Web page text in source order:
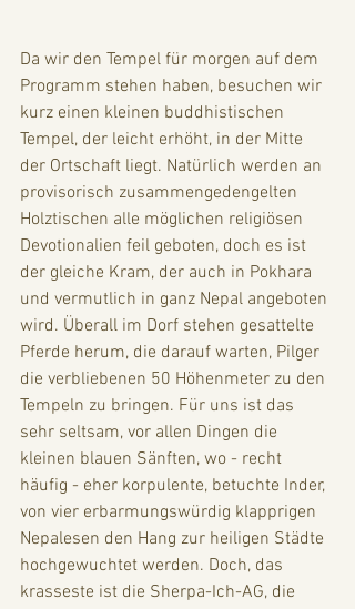
Da wir den Tempel für morgen auf dem
Programm stehen haben, besuchen wir
kurz einen kleinen buddhistischen
Tempel, der leicht erhöht, in der Mitte
der Ortschaft liegt. Natürlich werden an
provisorisch zusammengedengelten
Holztischen alle möglichen religiösen
Devotionalien feil geboten, doch es ist
der gleiche Kram, der auch in Pokhara
und vermutlich in ganz Nepal angeboten
wird. Überall im Dorf stehen gesattelte
Pferde herum, die darauf warten, Pilger
die verbliebenen 50 Höhenmeter zu den
Tempeln zu bringen. Für uns ist das
sehr seltsam, vor allen Dingen die
kleinen blauen Sänften, wo - recht
häufig - eher korpulente, betuchte Inder,
von vier erbarmungswürdig klapprigen
Nepalesen den Hang zur heiligen Städte
hochgewuchtet werden. Doch, das
krasseste ist die Sherpa-Ich-AG, die